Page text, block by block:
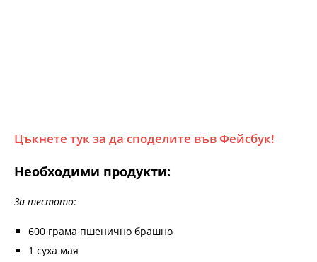
Цъкнете тук за да споделите във Фейсбук!
Необходими продукти:
За тестото:
600 грама пшенично брашно
1 суха мая